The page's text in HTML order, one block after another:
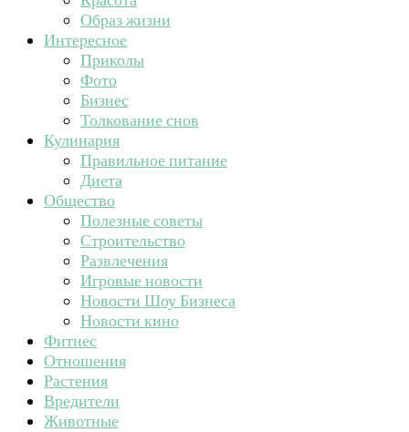
Образ жизни
Интересное
Приколы
Фото
Бизнес
Толкование снов
Кулинария
Правильное питание
Диета
Общество
Полезные советы
Строительство
Развлечения
Игровые новости
Новости Шоу Бизнеса
Новости кино
Фитнес
Отношения
Растения
Вредители
Животные